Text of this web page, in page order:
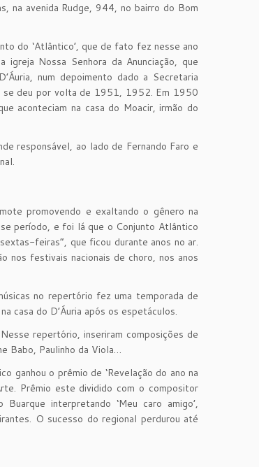
na avenida Rudge, 944, no bairro do Bom
do ‘Atlântico’, que de fato fez nesse ano
Nossa Senhora da Anunciação, que
num depoimento dado a Secretaria
se deu por volta de 1951, 1952. Em 1950
aconteciam na casa do Moacir, irmão do
responsável, ao lado de Fernando Faro e
promovendo e exaltando o gênero na
período, e foi lá que o Conjunto Atlântico
feiras”, que ficou durante anos no ar.
nos festivais nacionais de choro, nos anos
no repertório fez uma temporada de
casa do D’Áuria após os espetáculos.
repertório, inseriram composições de
Babo, Paulinho da Viola…
ganhou o prêmio de ‘Revelação do ano na
Prêmio este dividido com o compositor
interpretando ‘Meu caro amigo’,
O sucesso do regional perdurou até